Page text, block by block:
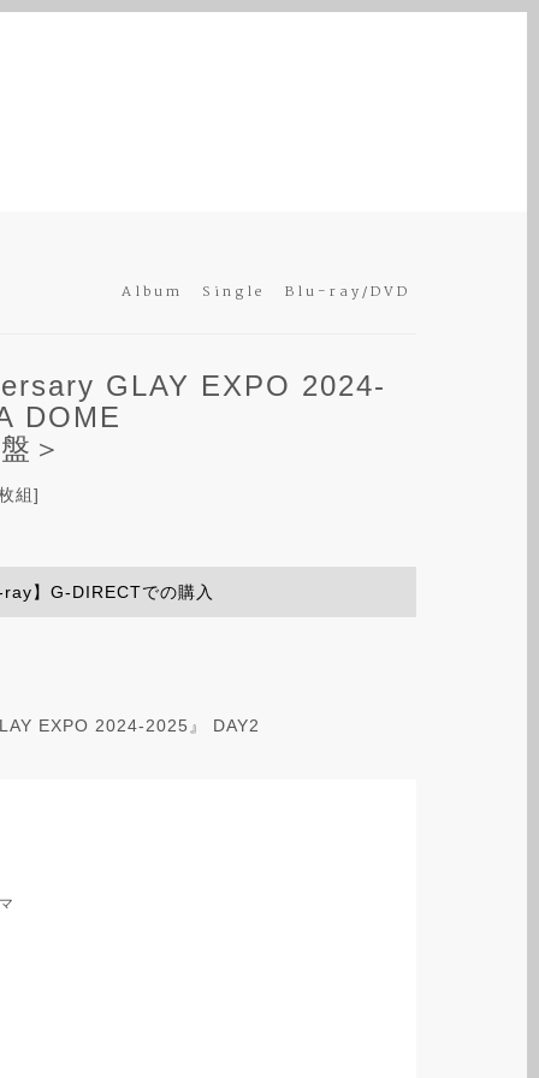
Album Single Blu-ray/DVD
GLAY EXPO 2024-
DOME
＞
組]
ray】G-DIRECTでの購入
EXPO 2024-2025』 DAY2